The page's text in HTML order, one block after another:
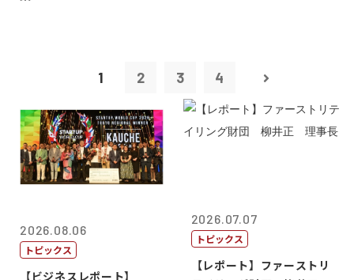
1 2 3 4
2026.08.06
トピックス
【ビジネスレポート】
2026.07.07
トピックス
【レポート】ファーストリ